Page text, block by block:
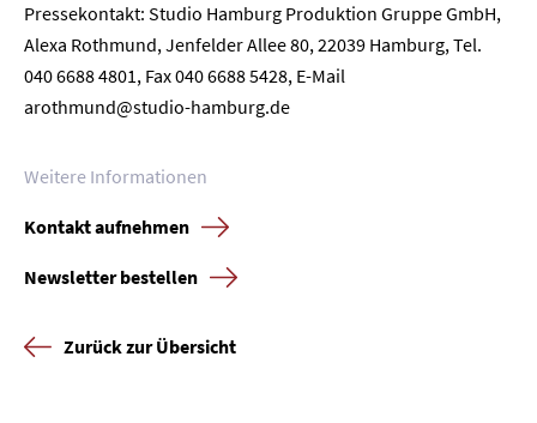
Pressekontakt: Studio Hamburg Produktion Gruppe GmbH,
Alexa Rothmund, Jenfelder Allee 80, 22039 Hamburg, Tel.
040 6688 4801, Fax 040 6688 5428, E-Mail
arothmund@studio-hamburg.de
Weitere Informationen
Kontakt aufnehmen
Newsletter bestellen
Zurück zur Übersicht
Newsletter Datenschutz Impressum